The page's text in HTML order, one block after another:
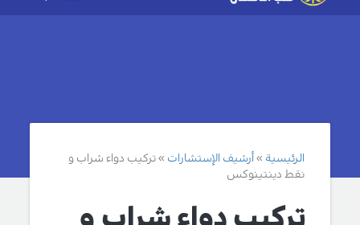
الرئيسية أرشيف الإستشارات
تركيب دواء شراب و
نقط دينتينوكس
تركيب دواء شراب و